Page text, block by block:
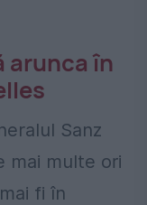
arunca în
Sanz
mai multe ori
fi în